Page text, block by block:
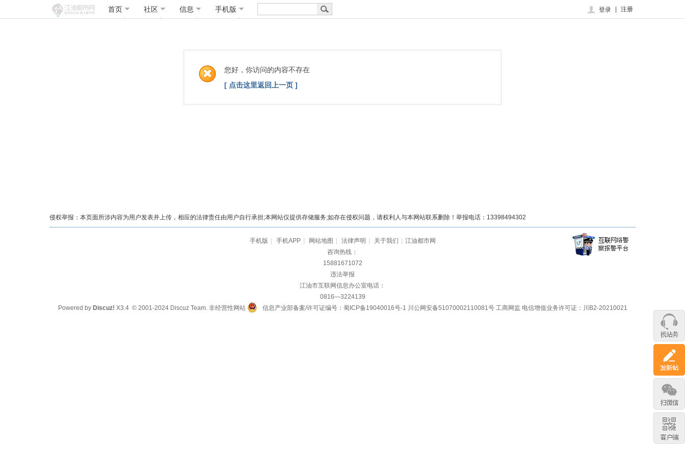
首页 社区 信息 手机版 登录 注册
您好，你访问的内容不存在
[ 点击这里返回上一页 ]
侵权举报：本页面所涉内容为用户发表并上传，相应的法律责任由用户自行承担;本网站仅提供存储服务;如存在侵权问题，请权利人与本网站联系删除！举报电话：13398494302
手机版 手机APP 网站地图 法律声明 关于我们
江油都市网
咨询热线：
15881671072
违法举报
江油市互联网信息办公室电话：
0816—3224139
Powered by Discuz! X3.4© 2001-2024 Discuz Team.非经营性网站 信息产业部备案/许可证编号：蜀ICP备19040016号-1 川公网安备51070002110081号 工商网监 电信增值业务许可证：川B2-20210021